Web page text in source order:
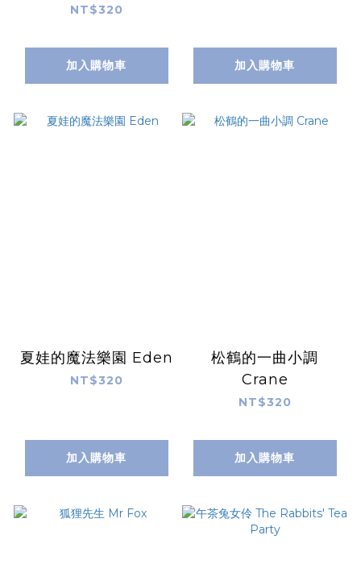
NT$320
加入購物車 加入購物車
夏娃的魔法樂園 Eden
NT$320
加入購物車
松鶴的一曲小調
Crane
NT$320
加入購物車